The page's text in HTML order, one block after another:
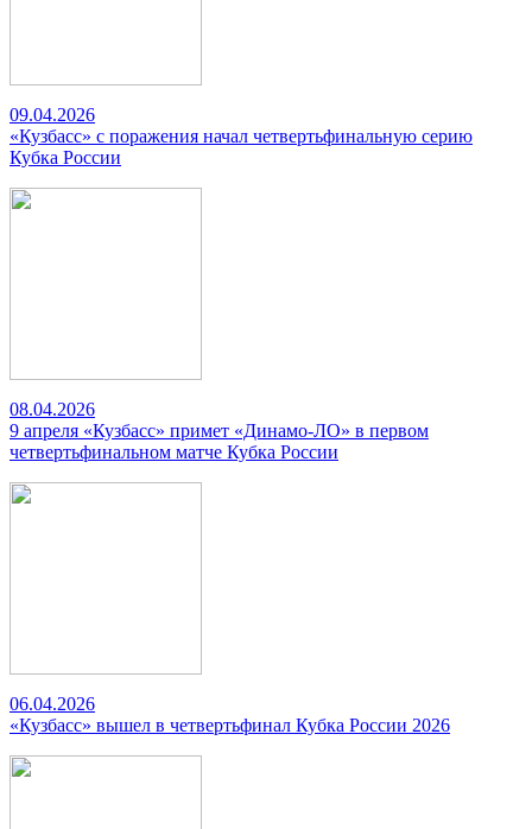
09.04.2026
«Кузбасс» с поражения начал четвертьфинальную серию
Кубка России
08.04.2026
9 апреля «Кузбасс» примет «Динамо-ЛО» в первом
четвертьфинальном матче Кубка России
06.04.2026
«Кузбасс» вышел в четвертьфинал Кубка России 2026